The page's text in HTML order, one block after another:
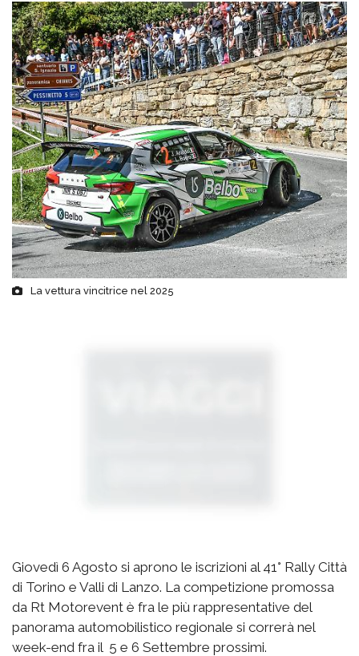
La vettura vincitrice nel 2025
Giovedì 6 Agosto si aprono le iscrizioni al 41° Rally Città
di Torino e Valli di Lanzo. La competizione promossa
da Rt Motorevent è fra le più rappresentative del
panorama automobilistico regionale si correrà nel
week-end fra il 5 e 6 Settembre prossimi.